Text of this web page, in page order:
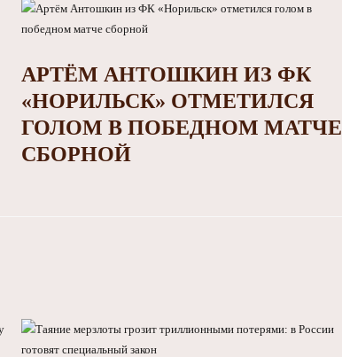
АРТЁМ АНТОШКИН ИЗ ФК
«НОРИЛЬСК» ОТМЕТИЛСЯ
ГОЛОМ В ПОБЕДНОМ МАТЧЕ
СБОРНОЙ